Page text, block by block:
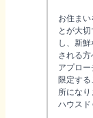
お住ま
とが大
し、新
される
アプロ
限定する
所にな
ハウスド